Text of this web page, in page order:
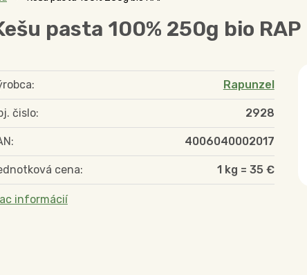
pasta 100% 250g bio RAP
Rapunzel
čislo: 2928
4006040002017
cena: 1 kg = 35 €
informácií